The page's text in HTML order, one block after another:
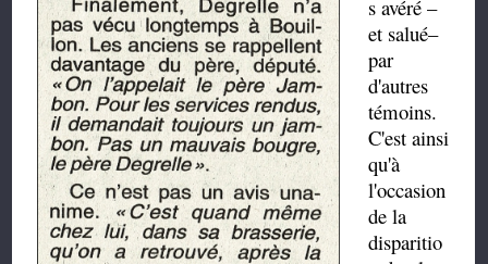
s avéré –
et salué–
par
d'autres
témoins.
C'est ainsi
qu'à
l'occasion
de la
disparitio